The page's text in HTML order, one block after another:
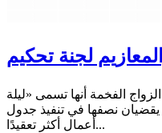
لجنة تحكيم
الفخمة أنها تسمى «ليلة
يقضيان نصفها في تنفيذ جدول
أعمال أكثر تعقيدًا...